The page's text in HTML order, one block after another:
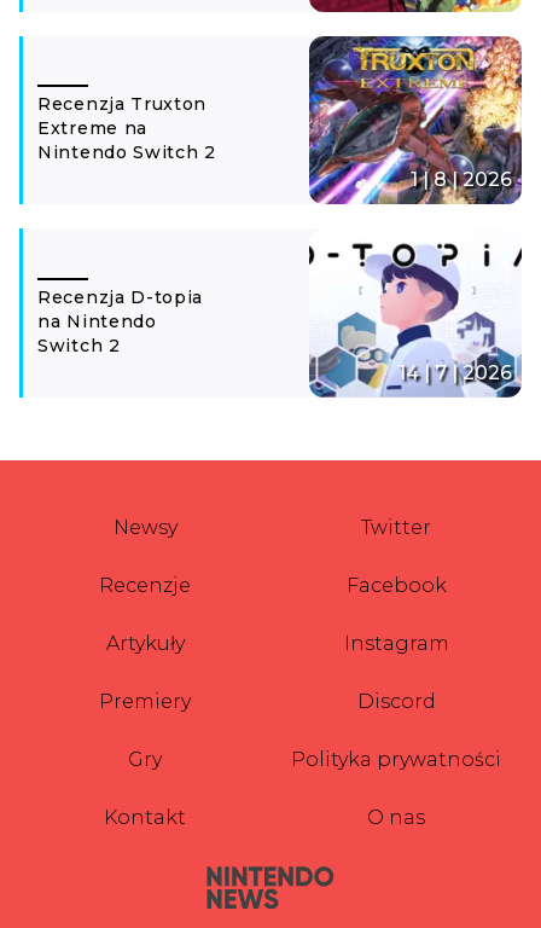
Recenzja Truxton
Extreme na
Nintendo Switch 2
1 | 8 | 2026
Recenzja D-topia
na Nintendo
Switch 2
14 | 7 | 2026
Newsy
Recenzje
Artykuły
Premiery
Gry
Kontakt
Twitter
Facebook
Instagram
Discord
Polityka prywatności
O nas